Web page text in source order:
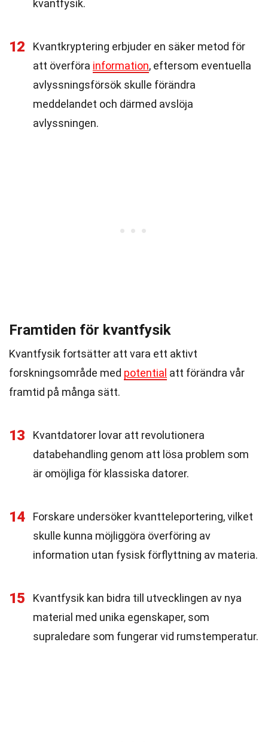
kvantfysik.
12
Kvantkryptering erbjuder en säker metod för
att överföra information, eftersom eventuella
avlyssningsförsök skulle förändra
meddelandet och därmed avslöja
avlyssningen.
Framtiden för kvantfysik
Kvantfysik fortsätter att vara ett aktivt
forskningsområde med potential att förändra vår
framtid på många sätt.
13
Kvantdatorer lovar att revolutionera
databehandling genom att lösa problem som
är omöjliga för klassiska datorer.
14
Forskare undersöker kvantteleportering, vilket
skulle kunna möjliggöra överföring av
information utan fysisk förflyttning av materia.
15
Kvantfysik kan bidra till utvecklingen av nya
material med unika egenskaper, som
supraledare som fungerar vid rumstemperatur.